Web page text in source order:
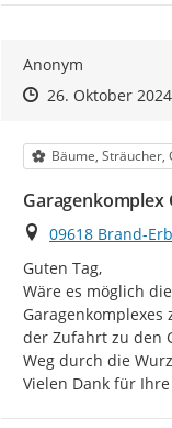
Anonym
Zeitpunkt des
Zeitpunkt des
26. Oktober 2024
Kategorie
Bäume, Sträucher,
Garagenkomplex
Ort
09618 Brand-
Guten Tag,
Wäre es möglich
der Zufahrt zu den
Weg durch die
Vielen Dank für